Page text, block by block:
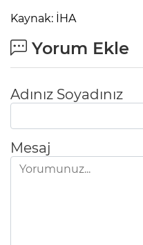
Kaynak: İHA
Yorum Ekle
Adınız Soyadınız
Mesaj